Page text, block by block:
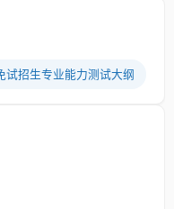
试招生专业能力测试大纲